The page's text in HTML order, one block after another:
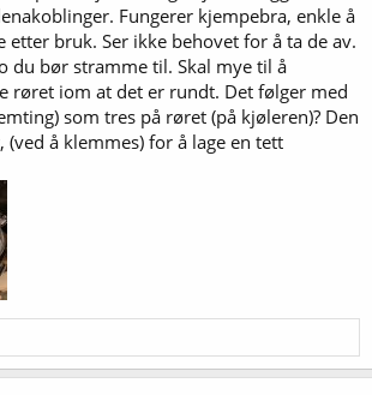
Fungerer kjempebra, enkle å
etter bruk. Ser ikke behovet for å ta de av.
du bør stramme til. Skal mye til å
røret iom at det er rundt. Det følger med
som tres på røret (på kjøleren)? Den
å klemmes) for å lage en tett